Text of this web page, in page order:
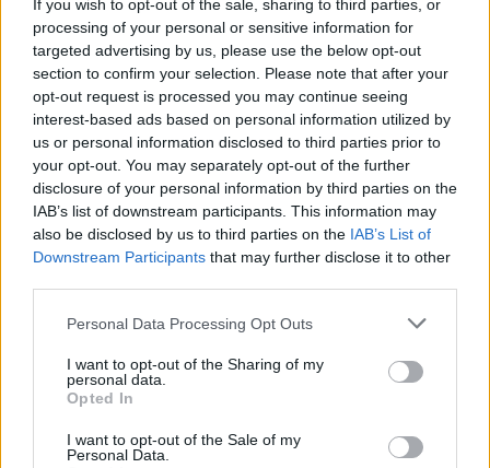
If you wish to opt-out of the sale, sharing to third parties, or
processing of your personal or sensitive information for
targeted advertising by us, please use the below opt-out
section to confirm your selection. Please note that after your
opt-out request is processed you may continue seeing
interest-based ads based on personal information utilized by
us or personal information disclosed to third parties prior to
your opt-out. You may separately opt-out of the further
disclosure of your personal information by third parties on the
IAB’s list of downstream participants. This information may
also be disclosed by us to third parties on the IAB’s List of
Downstream Participants that may further disclose it to other
Personal Data Processing Opt Outs
I want to opt-out of the Sharing of my
personal data.
Opted In
I want to opt-out of the Sale of my
Personal Data.
06.08.2026 - Bosch Powertrain s.r.o. Jihlava • CNC operátor• mzda
Kč • náborový bonus 50.000 Kč • příspěvek na ubytování (Jihlava,
Jihlava)
06.08.2026 -Bosch Powertrain s.r.o. • montážní dělník • mzda 44.700
týdenní zálohy na mzdu 2.000 Kč (Jihlava, okres Jihlava)
06.08.2026 -Bosch Powertrain s.r.o. Jihlava • práce ve skladu • mzda
48.400 Kč • náborový bonus 50.000 Kč • ubytování (Jihlava, okres
06.08.2026 -Bosch Powertrain s.r.o. Jihlava • střídač • mzda 48.400
příspěvek na ubytování (Jihlava, okres Jihlava)
06.08.2026 -Bosch Powertrain s.r.o. • seřizování strojů • mzda
náborový bonus 100.000 Kč • ubytování (Jihlava, okres Jihlava)
... další nabídky zaměstnání